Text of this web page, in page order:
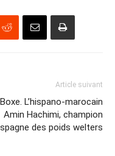
Article suivant
Boxe. L’hispano-marocain
Amin Hachimi, champion
des poids welters